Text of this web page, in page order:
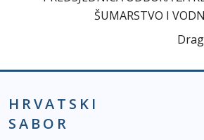
ŠUMARSTVO I
HRVATSKI
SABOR